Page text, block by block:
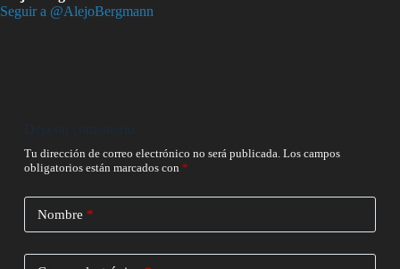
Seguir a @AlejoBergmann
Deja un comentario
Tu dirección de correo electrónico no será publicada. Los campos
obligatorios están marcados con *
Nombre *